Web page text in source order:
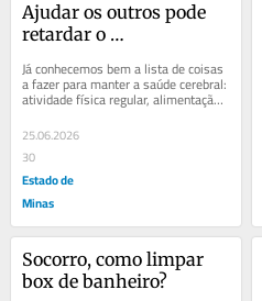
Ajudar os outros pode
retardar o
cerebral
Já conhecemos bem a lista de coisas
a fazer para manter a saúde cerebral:
atividade física regular, alimentação
saudável e dormir bem. Agora há...
25.06.2026
30
Estado de
Minas
Socorro, como limpar
box de banheiro?